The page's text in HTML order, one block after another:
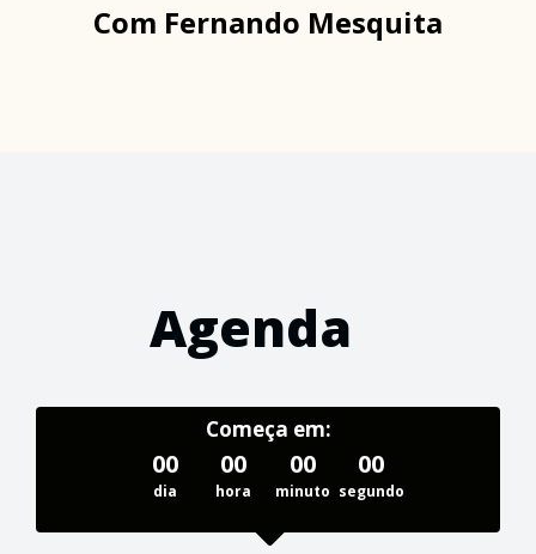
Com Fernando Mesquita
Agenda
Começa em:
00
dia
00
hora
00
minuto
00
segundo